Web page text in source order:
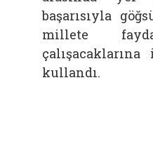
başarısıyla
millete
kullandı.